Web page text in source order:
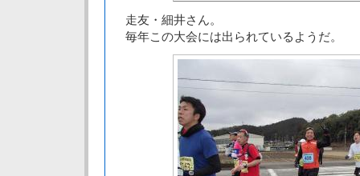
走友・細井さん。
毎年この大会には出られているようだ。